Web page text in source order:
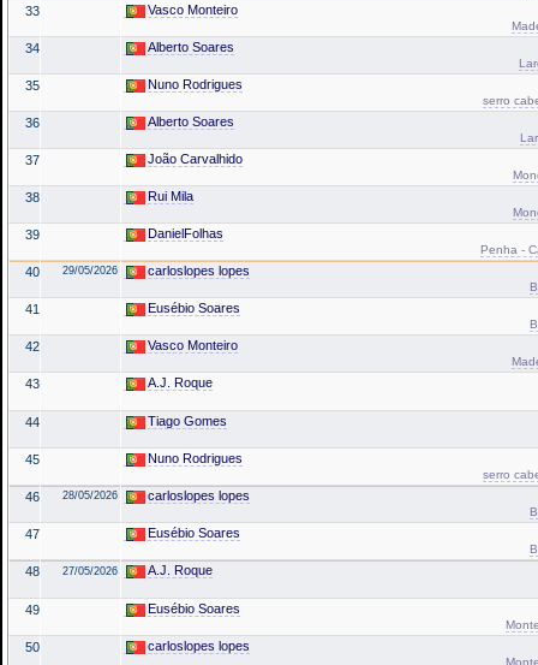
33 Vasco Monteiro
34 Alberto Soares
35 Nuno Rodrigues
serro
36 Alberto Soares
37 João Carvalhido
38 Rui Mila
39 DanielFolhas
Penha -
40 29/05/2026 carloslopes lopes
41 Eusébio Soares
42 Vasco Monteiro
43 A.J. Roque
44 Tiago Gomes
45 Nuno Rodrigues
serro
46 28/05/2026 carloslopes lopes
47 Eusébio Soares
48 27/05/2026 A.J. Roque
49 Eusébio Soares
50 carloslopes lopes